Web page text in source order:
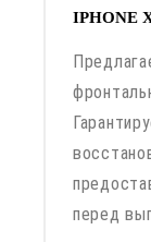
IPHONE
перед